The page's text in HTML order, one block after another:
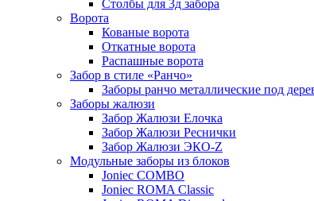
Столбы для 3д забора
Ворота
Кованые ворота
Откатные ворота
Распашные ворота
Забор в стиле «Ранчо»
Заборы ранчо металлические под
Заборы жалюзи
Забор Жалюзи Елочка
Забор Жалюзи Реснички
Забор Жалюзи ЭКО-Z
Модульные заборы из блоков
Joniec COMBO
Joniec ROMA Classic